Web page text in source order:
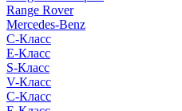
Range Rover
Mercedes-Benz
C-Класс
E-Класс
S-Класс
V-Класс
C-Класс